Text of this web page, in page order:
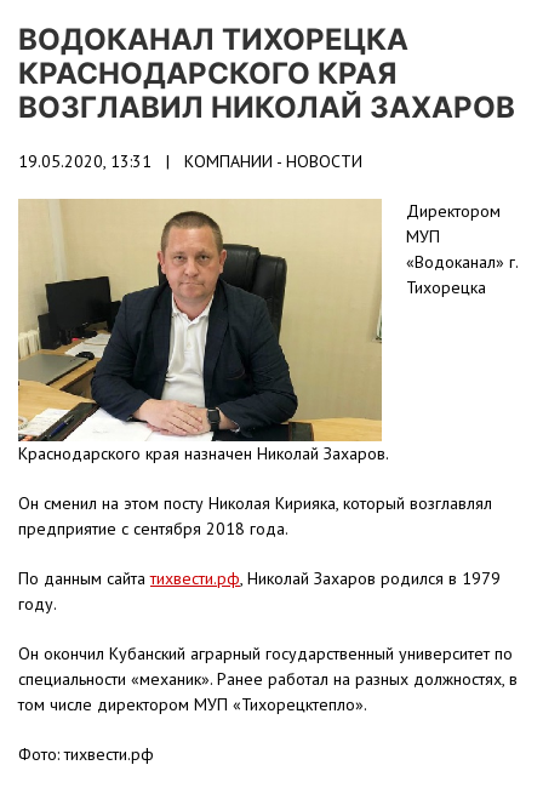
ВОДОКАНАЛ ТИХОРЕЦКА
КРАСНОДАРСКОГО КРАЯ
ВОЗГЛАВИЛ НИКОЛАЙ ЗАХАРОВ
19.05.2020, 13:31 | КОМПАНИИ - НОВОСТИ
Директором
МУП
«Водоканал» г.
Тихорецка
Краснодарского края назначен Николай Захаров.
Он сменил на этом посту Николая Кирияка, который возглавлял
предприятие с сентября 2018 года.
По данным сайтатихвести.рф, Николай Захаров родился в 1979
году.
Он окончил Кубанский аграрный государственный университет по
специальности «механик». Ранее работал на разных должностях, в
том числе директором МУП «Тихорецктепло».
Фото: тихвести.рф